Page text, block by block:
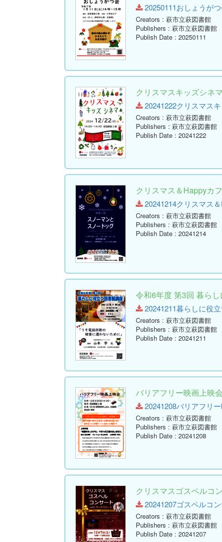
20250111おしょうが
Creators : 萩市立萩図書館
Publishers : 萩市立萩図書館
Publish Date : 20250111
クリスマスキッズシネ
20241222クリスマス
Creators : 萩市立萩図書館
Publishers : 萩市立萩図書館
Publish Date : 20241222
クリスマス＆Happyカ
20241214クリスマス
Creators : 萩市立萩図書館
Publishers : 萩市立萩図書館
Publish Date : 20241214
令和6年度 第3回 暮ら
20241211暮らしに役
Creators : 萩市立萩図書館
Publishers : 萩市立萩図書館
Publish Date : 20241211
バリアフリー映画上映
20241208バリアフリ
Creators : 萩市立萩図書館
Publishers : 萩市立萩図書館
Publish Date : 20241208
クリスマスゴスペルコ
20241207ゴスペルコ
Creators : 萩市立萩図書館
Publishers : 萩市立萩図書館
Publish Date : 20241207